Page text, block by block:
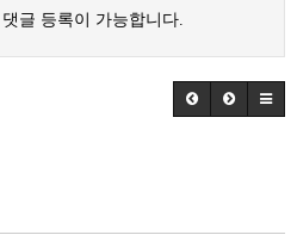
글 등록이 가능합니다.